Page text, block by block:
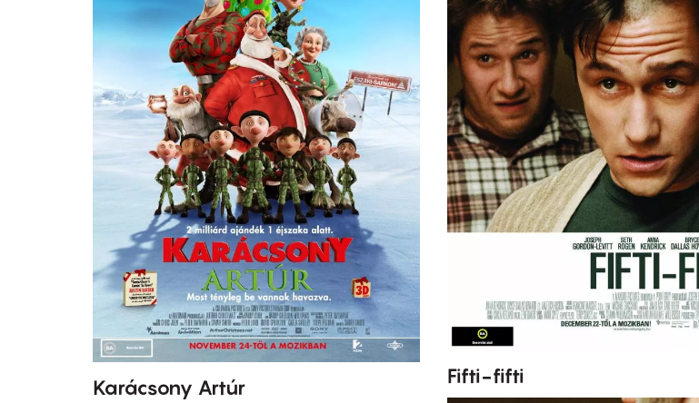
Karácsony Artúr
Fifti-fifti